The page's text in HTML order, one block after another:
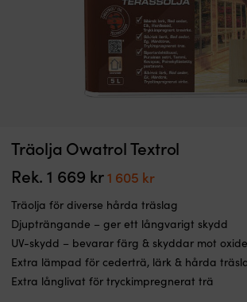
Träolja Owatrol Textrol
Rek. 1 669 krDet
priset
var:
1
669 kr.
1 605 krDet
priset
är:
1
605 kr.
Träolja för diverse hårda träslag
Djupträngande – ger ett långvarigt skydd
UV-skydd – bevarar färg & skyddar mot
Extra lämpad för cederträ, lärk & hårda
Extra långlivat för tryckimpregnerat trä